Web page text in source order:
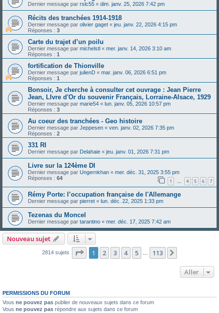
Dernier message par rslc55 « dim. janv. 25, 2026 7:42 pm
Récits des tranchées 1914-1918
Dernier message par olivier gaget « jeu. janv. 22, 2026 4:15 pm
Réponses : 3
Carte du trajet d’un poilu
Dernier message par michelstl « mer. janv. 14, 2026 3:10 am
Réponses : 1
fortification de Thionville
Dernier message par julienD « mar. janv. 06, 2026 6:51 pm
Réponses : 1
Bonsoir, Je cherche à consulter cet ouvrage : Jean Pierre
Jean, LIvre d'Or du souvenir Français, Lorraine-Alsace, 1929
Dernier message par marie54 « lun. janv. 05, 2026 10:57 pm
Réponses : 3
Au coeur des tranchées - Geo histoire
Dernier message par Jeppesen « ven. janv. 02, 2026 7:35 pm
Réponses : 2
331 RI
Dernier message par Delahaie « jeu. janv. 01, 2026 7:31 pm
Livre sur la 124ème DI
Dernier message par Ungernkhan « mer. déc. 31, 2025 3:55 pm
Réponses : 64 1 … 4 5 6 7
Rémy Porte: l’occupation française de l'Allemange
Dernier message par pierret « lun. déc. 22, 2025 1:33 pm
Tezenas du Moncel
Dernier message par tarantino « mer. déc. 17, 2025 7:42 am
Nouveau sujet
2814 sujets Page 1sur113
1 2 3 4 5 113
Aller
PERMISSIONS DU FORUM
Vous ne pouvez pas publier de nouveaux sujets dans ce forum
Vous ne pouvez pas répondre aux sujets dans ce forum